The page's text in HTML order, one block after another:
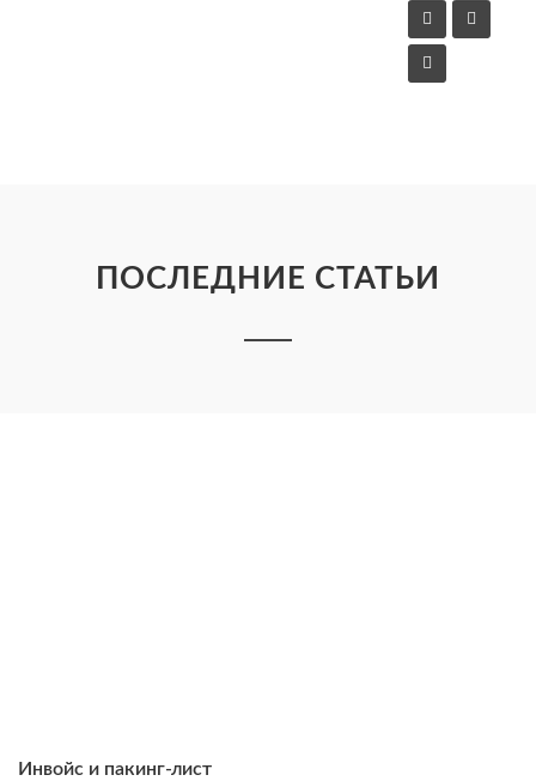
ПОСЛЕДНИЕ СТАТЬИ
Инвойс и пакинг-лист